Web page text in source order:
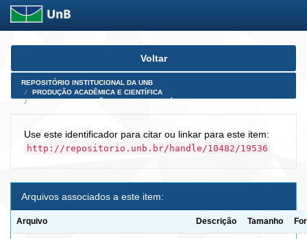
Skip
Voltar
REPOSITÓRIO INSTITUCIONAL DA UNB
PRODUÇÃO ACADÊMICA E CIENTÍFICA
Use este identificador para citar ou linkar para este item:
http://repositorio.unb.br/handle/10482/19536
Arquivos associados a este item:
Arquivo Descrição Tamanho